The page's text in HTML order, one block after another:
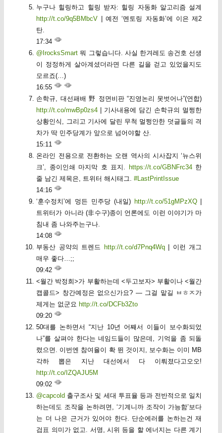
누구나 힐링하고 힐링 받자: 힐링 자동화 알고리즘 설계
http://t.co/9q5BMbcV | 예전 ‘멘토링 자동화’에 이은 제2
탄.
17:34
@IrocksSmart 뭐 그렇습니다. 사실 한겨레도 송건호 선생
이 정정하게 살아계셨더라면 다른 길을 걷고 있었을지도
모르죠(…)
16:55
손학규, 대선패배 野 정면비판 “진영논리 못벗어나”(연합)
http://t.co/mwBp0zs4 | 기사내용에 담긴 손학규의 멀쩡한
상황인식, 그리고 기사에 달린 무척 멀쩡안한 덧글들의 격
차가 딱 민주당계가 앞으로 넘어야할 산.
15:11
온라인 전용으로 전환하는 오랜 역사의 시사잡지 ‘뉴스위
크’, 종이인쇄 마지막 호 표지. https://t.co/GBNFrc34한
줄 남긴 제목은, 트위터 해시태그.#LastPrintIssue
14:16
‘훈수정치’에 멍든 민주당 (내일) http://t.co/51gMPzXQ|
트위터가 아니라 (非수구)종이 언론에도 이런 이야기가 마
침내 좀 나와주는구나.
14:08
부동산 공약의 트렌드 http://t.co/d7Pnq4Wq| 이런 개그
매우 좋다…;;
09:42
<월간 박정희>가 부활하는데 <두고보자> 부활이나 <월간
캡콜드> 창간예정은 없으신가요? — 그걸 맡길 ㅂㅎㅈ가
제게는 없군요http://t.co/DCFb3Zto
09:20
50대를 논하면서 “지난 10년 어째서 이들이 보수화되었
나”를 살펴야 한다는 네임드들이 많은데, 기억을 좀 되돌
렸으면. 이번엔 참여율이 확 뛴 것이지, 보수화는 이미 MB
각하 뽑은 지난 대선에서 다 이뤄졌다고오오!
http://t.co/IZQAJU5M
09:02
@capcold 출구조사 및 세대 투표율 등과 전반적으로 일치
하는데도 조작을 논하려면, ‘기계니까 조작이 가능함’보다
는 더 나은 근거가 있어야 한다. 단순에러를 논하는건 재
검표 의미가 없고. 서명, 시위 등을 할 에너지는 다른 계기